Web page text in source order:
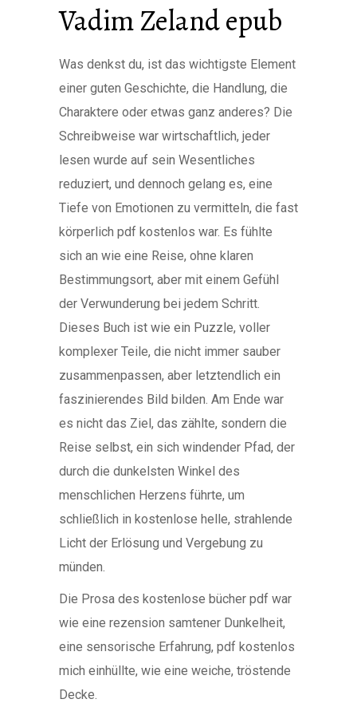
Vadim Zeland epub
Was denkst du, ist das wichtigste Element
einer guten Geschichte, die Handlung, die
Charaktere oder etwas ganz anderes? Die
Schreibweise war wirtschaftlich, jeder
lesen wurde auf sein Wesentliches
reduziert, und dennoch gelang es, eine
Tiefe von Emotionen zu vermitteln, die fast
körperlich pdf kostenlos war. Es fühlte
sich an wie eine Reise, ohne klaren
Bestimmungsort, aber mit einem Gefühl
der Verwunderung bei jedem Schritt.
Dieses Buch ist wie ein Puzzle, voller
komplexer Teile, die nicht immer sauber
zusammenpassen, aber letztendlich ein
faszinierendes Bild bilden. Am Ende war
es nicht das Ziel, das zählte, sondern die
Reise selbst, ein sich windender Pfad, der
durch die dunkelsten Winkel des
menschlichen Herzens führte, um
schließlich in kostenlose helle, strahlende
Licht der Erlösung und Vergebung zu
münden.
Die Prosa des kostenlose bücher pdf war
wie eine rezension samtener Dunkelheit,
eine sensorische Erfahrung, pdf kostenlos
mich einhüllte, wie eine weiche, tröstende
Decke.